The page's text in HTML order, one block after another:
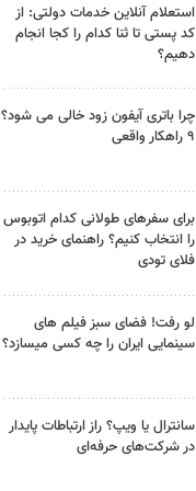
استعلام آنلاین خدمات دولتی: از
کد پستی تا ثنا کدام را کجا انجام
دهیم؟
چرا باتری آیفون زود خالی می شود؟
۹ راهکار واقعی
برای سفرهای طولانی کدام اتوبوس
را انتخاب کنیم؟ راهنمای خرید در
فلای تودی
لو رفت! فضای سبز فیلم های
سینمایی ایران را چه کسی میسازد؟
سانترال یا ویپ؟ راز ارتباطات پایدار
در شرکت‌های حرفه‌ای